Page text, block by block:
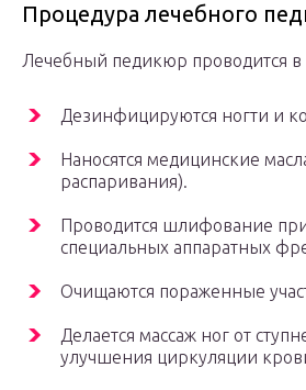
Процедура лечебного
Лечебный педикюр проводится в
Дезинфицируются ногти и
Наносятся медицинские
распаривания).
Проводится шлифование
специальных аппаратных
Очищаются пораженные
Делается массаж ног от
улучшения циркуляции